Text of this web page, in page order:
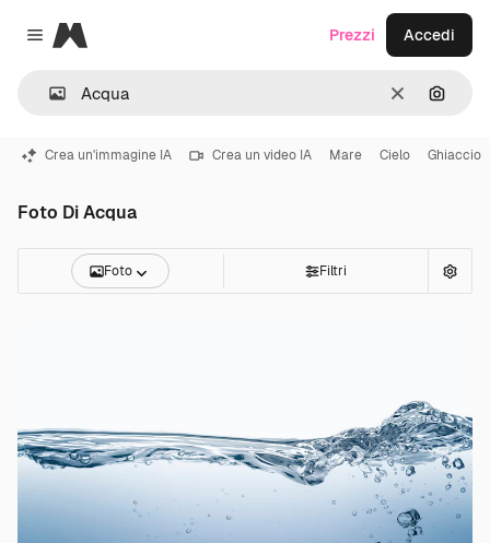
Close menu
Magnific
CancellaCerca
Prezzi Accedi
Crea un'immagine IA Crea un video IA Mare Cielo Ghiaccio
Foto Di Acqua
Foto Filtri